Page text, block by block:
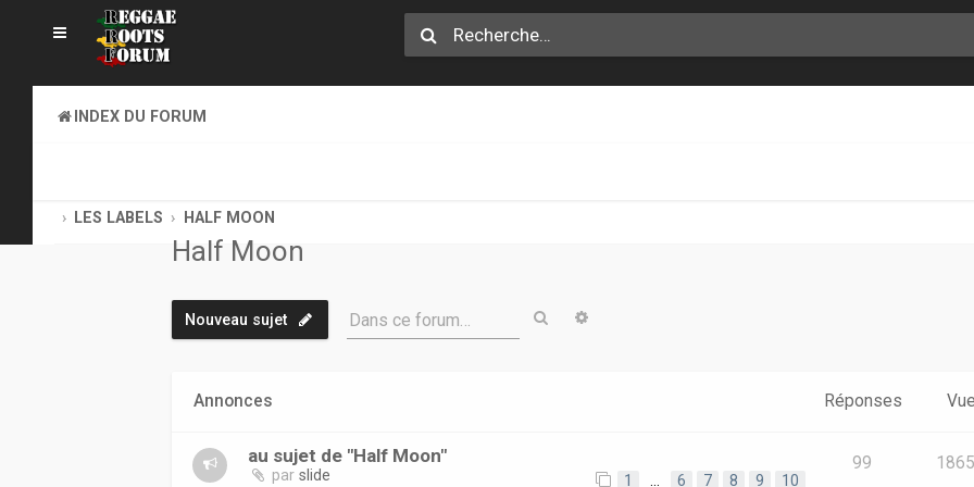
INDEX DU FORUM
LES LABELS
HALF MOON
Half Moon
Nouveau sujet Dans ce forum… Rechercher
Annonces Réponses
au sujet de "Half Moon"
parslide 1 6 7 8 9 10
99